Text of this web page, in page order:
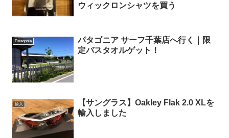
ウィックロンシャツを買う
Patagonia
パタゴニア サーフ千葉店へ行く｜限
定バスタオルゲット！
輸入
【サングラス】Oakley Flak 2.0 XLを
輸入しました